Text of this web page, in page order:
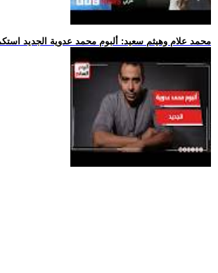
.. محمد علام وهيثم سعيد: ألبوم محمد عدوية الجديد